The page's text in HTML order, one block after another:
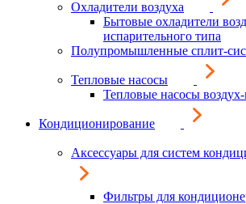
Охладители воздуха
Бытовые охладители
испарительного типа
Полупромышленные сплит-
Тепловые насосы
Тепловые насосы воздух-
Кондиционирование
Аксессуары для систем
Фильтры для